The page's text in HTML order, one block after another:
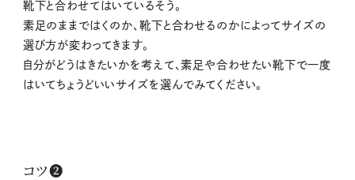
靴下と合わせてはいているそう。
素足のままではくのか、靴下と合わせるのかによってサイズの
選び方が変わってきます。
自分がどうはきたいかを考えて、素足や合わせたい靴下で一度
はいてちょうどいいサイズを選んでみてください。
コツ❷